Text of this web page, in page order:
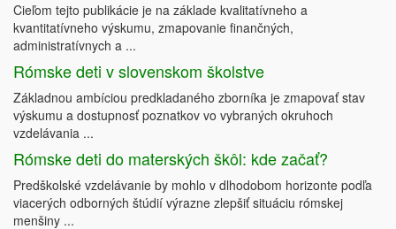
Cieľom tejto publikácie je na základe kvalitatívneho a
kvantitatívneho výskumu, zmapovanie finančných,
administratívnych a ...
Rómske deti v slovenskom školstve
Základnou ambíciou predkladaného zborníka je zmapovať stav
výskumu a dostupnosť poznatkov vo vybraných okruhoch
vzdelávania ...
Rómske deti do materských škôl: kde začať?
Predškolské vzdelávanie by mohlo v dlhodobom horizonte podľa
viacerých odborných štúdií výrazne zlepšiť situáciu rómskej
menšiny ...